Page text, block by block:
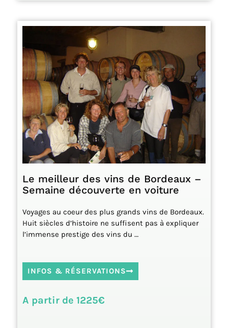
Le meilleur des vins de Bordeaux –
Semaine découverte en voiture
Voyages au coeur des plus grands vins de Bordeaux.
Huit siècles d’histoire ne suffisent pas à expliquer
l’immense prestige des vins du …
INFOS & RÉSERVATIONS
A partir de 1225€